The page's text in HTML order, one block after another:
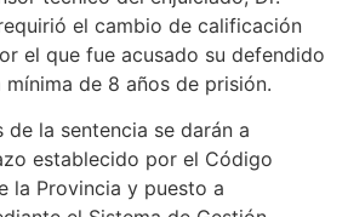
el cambio de calificación
el que fue acusado su defendido
de 8 años de prisión.
de la sentencia se darán a
establecido por el Código
la Provincia y puesto a